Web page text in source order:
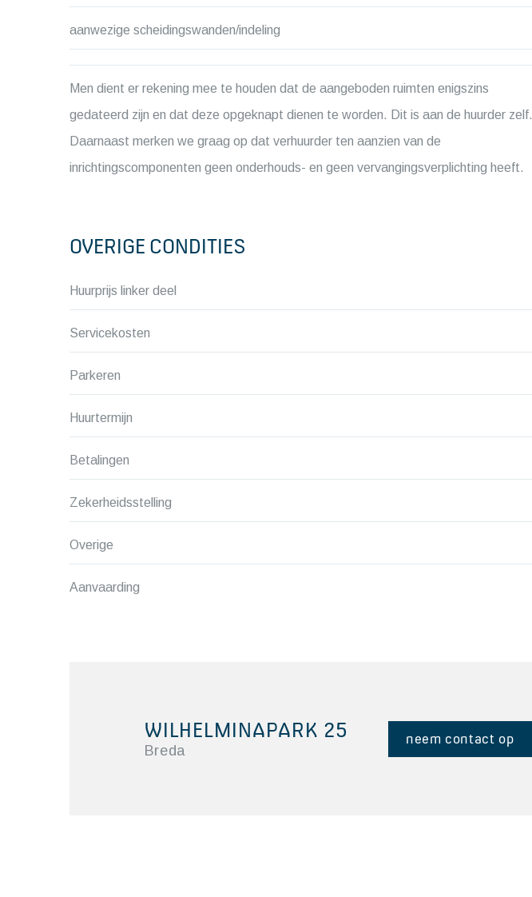
aanwezige scheidingswanden/indeling
Men dient er rekening mee te houden dat de aangeboden ruimten enigszins
gedateerd zijn en dat deze opgeknapt dienen te worden. Dit is aan de huurder zelf.
Daarnaast merken we graag op dat verhuurder ten aanzien van de
inrichtingscomponenten geen onderhouds- en geen vervangingsverplichting heeft.
OVERIGE CONDITIES
Huurprijs linker deel
Servicekosten
Parkeren
Huurtermijn
Betalingen
Zekerheidsstelling
Overige
Aanvaarding
WILHELMINAPARK 25
Breda
neem contact op